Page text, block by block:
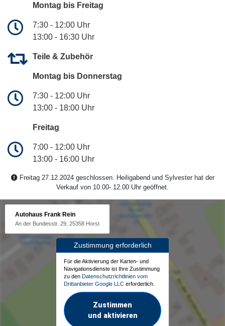
Montag bis Freitag
7:30 - 12:00 Uhr
13:00 - 16:30 Uhr
Teile & Zubehör
Montag bis Donnerstag
7:30 - 12:00 Uhr
13:00 - 18:00 Uhr
Freitag
7:00 - 12:00 Uhr
13:00 - 16:00 Uhr
Freitag 27.12.2024 geschlossen. Heiligabend und Sylvester hat der
Verkauf von 10.00-.12.00 Uhr geöffnet.
Autohaus Frank Rein
An der Bundesstr. 29, 25358 Horst
Zustimmung erforderlich
Für die Aktivierung der Karten- und
Navigationsdienste ist Ihre Zustimmung
zu den Datenschutzrichtlinien vom
Drittanbieter Google LLC erforderlich.
Zustimmen
und aktivieren